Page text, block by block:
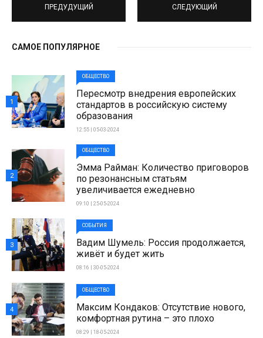
ПРЕДУДУЩИЙ СЛЕДУЮЩИЙ
САМОЕ ПОПУЛЯРНОЕ
ОБЩЕСТВО
Пересмотр внедрения европейских
стандартов в российскую систему
образования
12:55 | 05-03-2024
1
ОБЩЕСТВО
Эмма Райман: Количество приговоров
по резонансным статьям
увеличивается ежедневно
09:10 | 25-05-2024
2
СОБЫТИЯ
Вадим Шумель: Россия продолжается,
живёт и будет жить
08:16 | 30-05-2024
3
ОБЩЕСТВО
Максим Кондаков: Отсутствие нового,
комфортная рутина – это плохо
08:29 | 18-05-2024
4